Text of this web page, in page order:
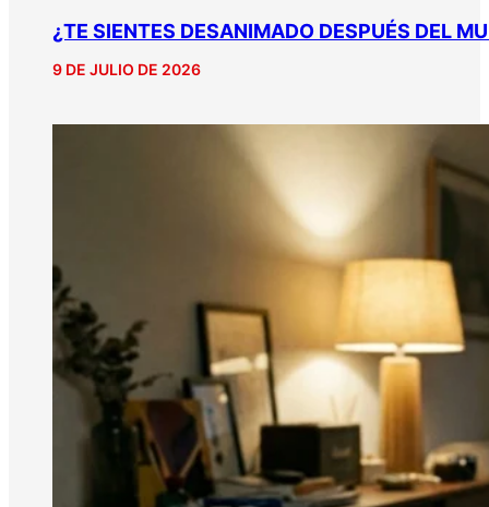
¿TE SIENTES DESANIMADO DESPUÉS DEL
9 DE JULIO DE 2026